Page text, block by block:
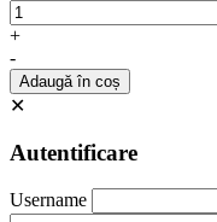
+
-
Adaugă în coș
✕
Autentificare
Username